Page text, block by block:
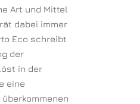
Art und Mittel
dabei immer
Eco schreibt
der
in der
eine